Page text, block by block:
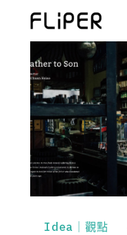
Idea｜觀點